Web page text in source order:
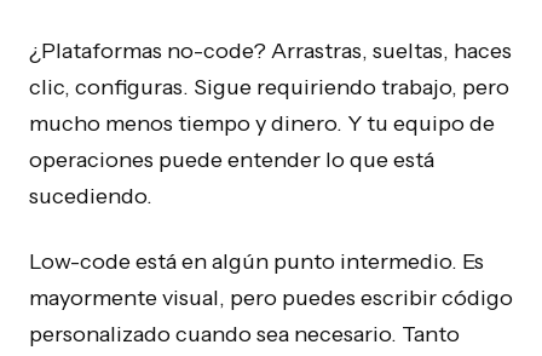
¿Plataformas no-code? Arrastras, sueltas, haces
clic, configuras. Sigue requiriendo trabajo, pero
mucho menos tiempo y dinero. Y tu equipo de
operaciones puede entender lo que está
sucediendo.
Low-code está en algún punto intermedio. Es
mayormente visual, pero puedes escribir código
personalizado cuando sea necesario. Tanto